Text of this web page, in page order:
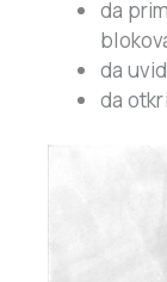
da
da
da